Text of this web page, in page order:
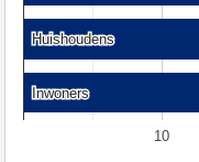
10
Huishoudens
Huishoudens
Inwoners
Inwoners